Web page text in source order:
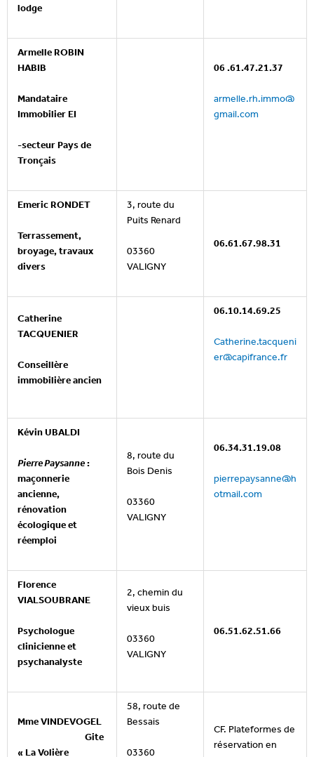
lodge
Armelle ROBIN
HABIB
Mandataire
ImmobilierEI
-secteur Pays de
Tronçais
06 .61.47.21.37
armelle.rh.immo@
gmail.com
Emeric RONDET
Terrassement,
broyage, travaux
divers
3, route du
Puits Renard
03360
VALIGNY
06.61.67.98.31
Catherine
TACQUENIER
Conseillère
immobilière ancien
06.10.14.69.25
Catherine.tacqueni
er@capifrance.fr
Kévin UBALDI
Pierre Paysanne:
maçonnerie
ancienne,
rénovation
écologique et
réemploi
8, route du
Bois Denis
03360
VALIGNY
06.34.31.19.08
pierrepaysanne@h
otmail.com
Florence
VIALSOUBRANE
Psychologue
clinicienne et
psychanalyste
2, chemin du
vieux buis
03360
VALIGNY
06.51.62.51.66
Mme VINDEVOGEL
Gite
« La Volière
58, route de
Bessais
03360
CF. Plateformes de
réservation en